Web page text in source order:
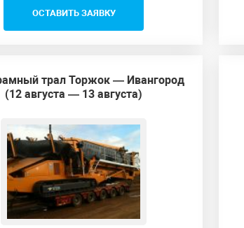
ОСТАВИТЬ ЗАЯВКУ
трал Торжок — Ивангород
(12 августа — 13 августа)